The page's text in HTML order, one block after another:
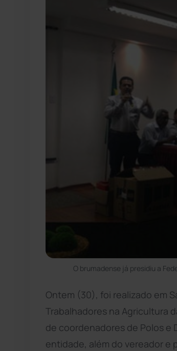
O brumadense já presidiu a
Ontem (30), foi realizado em
Trabalhadores na Agricultura
de coordenadores de Polos e
entidade, além do vereador e